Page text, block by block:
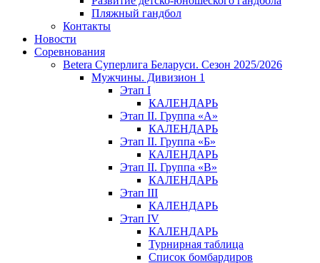
Пляжный гандбол
Контакты
Новости
Соревнования
Betera Суперлига Беларуси. Сезон 2025/2026
Мужчины. Дивизион 1
Этап I
КАЛЕНДАРЬ
Этап II. Группа «А»
КАЛЕНДАРЬ
Этап II. Группа «Б»
КАЛЕНДАРЬ
Этап II. Группа «В»
КАЛЕНДАРЬ
Этап III
КАЛЕНДАРЬ
Этап IV
КАЛЕНДАРЬ
Турнирная таблица
Список бомбардиров